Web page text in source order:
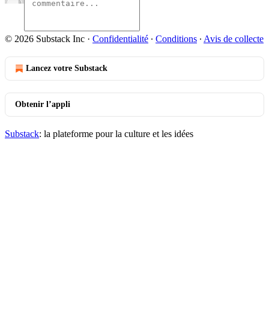
© 2026 Substack Inc · Confidentialité ∙ Conditions ∙ Avis de collecte
Lancez votre Substack
Obtenir l’appli
Substack: la plateforme pour la culture et les idées